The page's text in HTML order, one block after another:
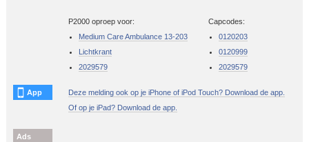
P2000 oproep voor:
Medium Care Ambulance 13-203
Lichtkrant
2029579
Capcodes:
0120203
0120999
2029579
App
Deze melding ook op je iPhone of iPod Touch? Download de app.
Of op je iPad? Download de app.
Ads